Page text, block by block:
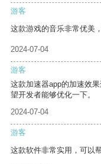
游客
这款游戏的音乐非常优美
2024-07-04
游客
这款加速器app的加速效
望开发者能够优化一下。
2024-07-04
游客
这款软件非常实用，可以